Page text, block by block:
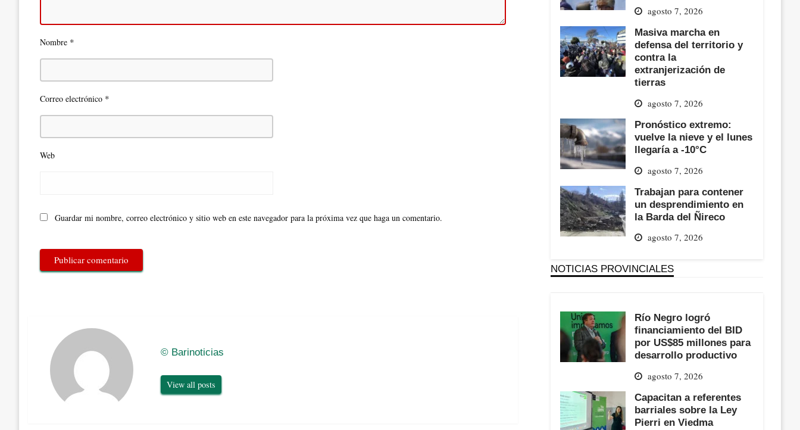
Nombre *
Correo electrónico *
Web
Guardar mi nombre, correo electrónico y sitio web en este navegador para la próxima vez que haga un comentario.
© Barinoticias
View all posts
agosto 7, 2026
Masiva marcha en
defensa del territorio y
contra la
extranjerización de
tierras
agosto 7, 2026
Pronóstico extremo:
vuelve la nieve y el lunes
llegaría a -10°C
agosto 7, 2026
Trabajan para contener
un desprendimiento en
la Barda del Ñireco
agosto 7, 2026
NOTICIAS PROVINCIALES
Río Negro logró
financiamiento del BID
por US$85 millones para
desarrollo productivo
agosto 7, 2026
Capacitan a referentes
barriales sobre la Ley
Pierri en Viedma